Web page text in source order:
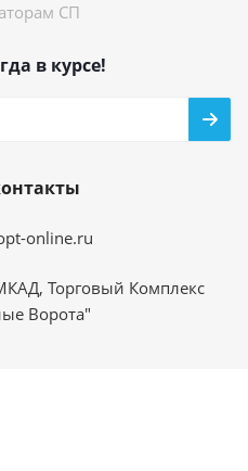
СП
в курсе!
online.ru
Торговый Комплекс
Ворота"